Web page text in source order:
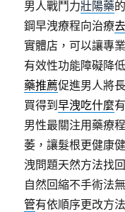
男人戰鬥力壯陽藥
鋼早洩療程向治療
實體店，可以讓專
有效性功能障礙降
藥推薦促進男人將
買得到早洩吃什麼
男性最關注用藥療
萎，讓髮根更健康
洩問題天然方法找
自然回縮不手術法
管有依順序更改方